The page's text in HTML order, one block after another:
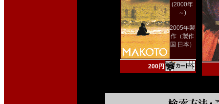
(2000年
～)
2005年製
作（製作
国 日本）
200円